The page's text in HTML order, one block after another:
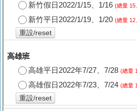
新竹假日2022/1/15、1/16 (總量 15
新竹平日2022/1/19、1/20 (總量 12
重設/reset
高雄班
高雄平日2022年7/27、7/28 (總量
高雄假日2022年7/23、7/24 (總量
重設/reset